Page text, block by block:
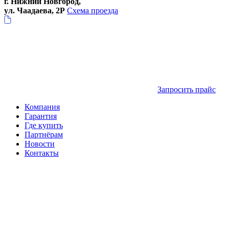
ул. Чаадаева, 2Р Схема проезда
Запросить прайс
Компания
Гарантия
Где купить
Партнёрам
Новости
Контакты